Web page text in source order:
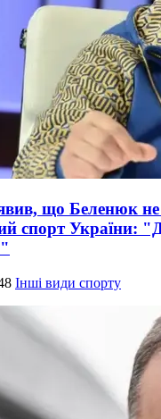
що Беленюк
спорт України:
Інші види спорту